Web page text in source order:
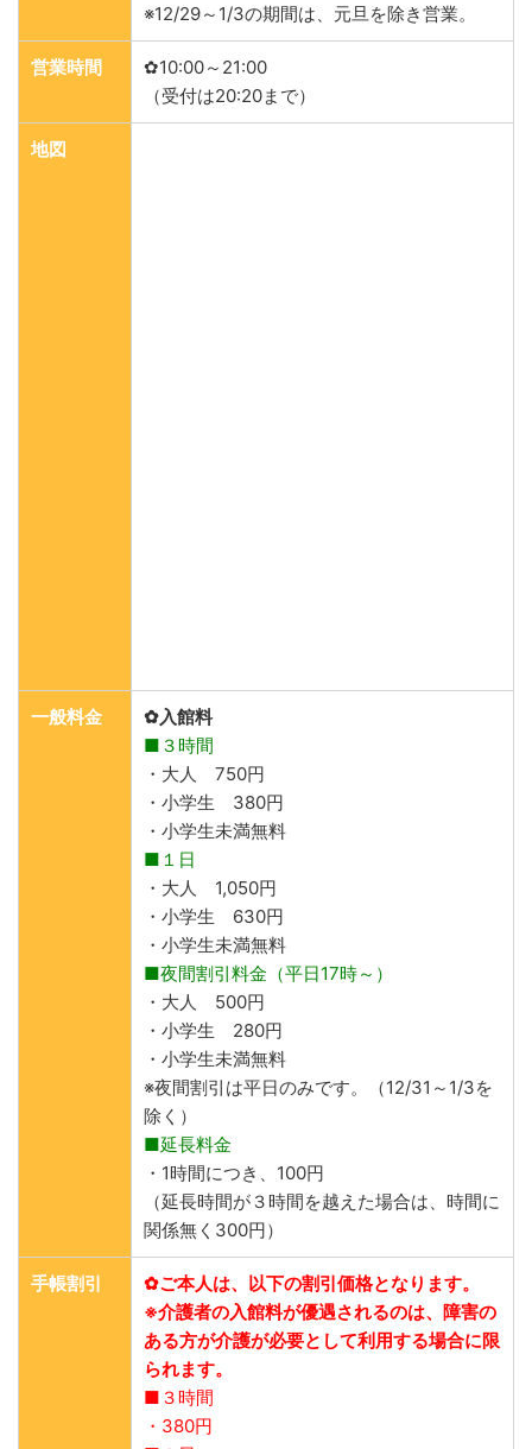
※12/29～1/3の期間は、元旦を除き営業。
営業時間
✿10:00～21:00
（受付は20:20まで）
地図
一般料金
✿入館料
■３時間
・大人 750円
・小学生 380円
・小学生未満無料
■１日
・大人 1,050円
・小学生 630円
・小学生未満無料
■夜間割引料金（平日17時～）
・大人 500円
・小学生 280円
・小学生未満無料
※夜間割引は平日のみです。（12/31～1/3を
除く）
■延長料金
・1時間につき、100円
（延長時間が３時間を越えた場合は、時間に
関係無く300円）
手帳割引
✿ご本人は、以下の割引価格となります。
※介護者の入館料が優遇されるのは、障害の
ある方が介護が必要として利用する場合に限
られます。
■３時間
・380円